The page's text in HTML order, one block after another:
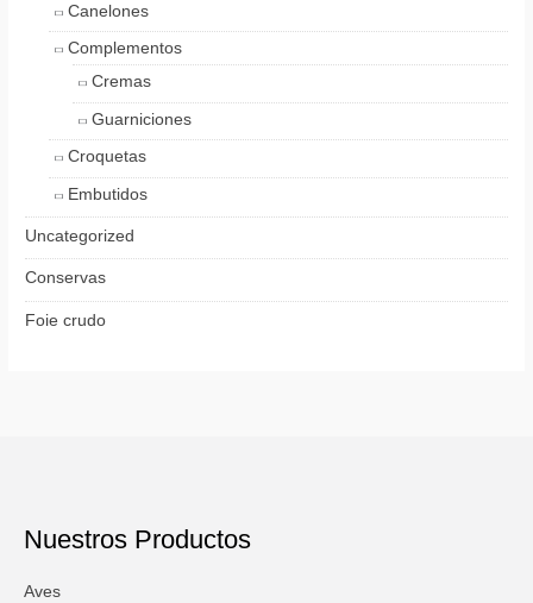
Canelones
Complementos
Cremas
Guarniciones
Croquetas
Embutidos
Uncategorized
Conservas
Foie crudo
Nuestros Productos
Aves